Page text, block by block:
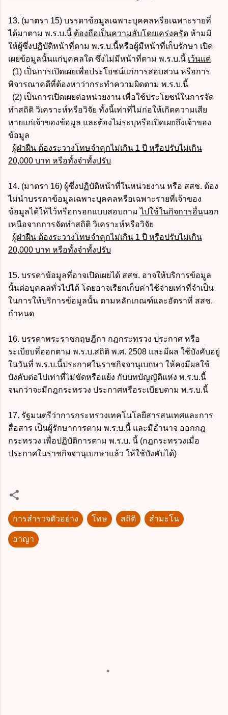
13. (มาตรา 15) บรรดาข้อมูลเฉพาะบุคคลหรือเฉพาะรายที่
ได้มาตาม พ.ร.บ.นี้ ต้องถือเป็นความลับโดยเคร่งครัด ห้ามมิ
ให้ผู้ซึ่งปฏิบัติหน้าที่ตาม พ.ร.บ.นี้หรือผู้มีหน้าที่เก็บรักษา เปิด
เผยข้อมูลนั้นแก่บุคคลใด ซึ่งไม่มีหน้าที่ตาม พ.ร.บ.นี้ เว้นแต่
(1) เป็นการเปิดเผยเพื่อประโยชน์แก่การสอบสวน หรือการ
พิจารณาคดีที่ต้องหาว่ากระทำความผิดตาม พ.ร.บ.นี้
(2) เป็นการเปิดเผยต่อหน่วยงาน เพื่อใช้ประโยชน์ในการจัด
ทำสถิติ วิเคราะห์หรือวิจัย ทั้งนี้เท่าที่ไม่ก่อให้เกิดความเสีย
หายแก่เจ้าของข้อมูล และต้องไม่ระบุหรือเปิดเผยถึงเจ้าของ
ข้อมูล
ผู้ฝ่าฝืน ต้องระวางโทษจำคุกไม่เกิน 1 ปี หรือปรับไม่เกิน
20,000 บาท หรือทั้งจำทั้งปรับ
14. (มาตรา 16) ผู้ซึ่งปฏิบัติหน้าที่ในหน่วยงาน หรือ สสช. ต้อง
ไม่นำบรรดาข้อมูลเฉพาะบุคคลหรือเฉพาะรายที่เจ้าของ
ข้อมูลได้ให้ไว้หรือกรอกแบบสอบถามไปใช้ในกิจการอื่นนอก
เหนือจากการจัดทำสถิติ วิเคราะห์หรือวิจัย
ผู้ฝ่าฝืน ต้องระวางโทษจำคุกไม่เกิน 1 ปี หรือปรับไม่เกิน
20,000 บาท หรือทั้งจำทั้งปรับ
15. บรรดาข้อมูลที่อาจเปิดเผยได้ สสช. อาจให้บริการข้อมูล
นั้นต่อบุคคลทั่วไปได้ โดยอาจเรียกเก็บค่าใช้จ่ายเท่าที่จำเป็น
ในการให้บริการข้อมูลนั้น ตามหลักเกณฑ์และอัตราที่ สสช.
กำหนด
16. บรรดาพระราชกฤษฎีกา กฎกระทรวง ประกาศ หรือ
ระเบียบที่ออกตาม พ.ร.บ.สถิติ พ.ศ. 2508 และมีผล ใช้บังคับอยู่
ในวันที่ พ.ร.บ.นี้ประกาศในราชกิจจานุเบกษา ให้คงมีผลใช้
บังคับต่อไปเท่าที่ไม่ขัดหรือแย้ง กับบทบัญญัติแห่ง พ.ร.บ.นี้
จนกว่าจะมีกฎกระทรวง ประกาศหรือระเบียบตาม พ.ร.บ.นี้
17. รัฐมนตรีว่าการกระทรวงเทคโนโลยีสารสนเทศและการ
สื่อสาร เป็นผู้รักษาการตาม พ.ร.บ.นี้ และมีอำนาจ ออกกฎ
กระทรวง เพื่อปฏิบัติการตาม พ.ร.บ. นี้ (กฎกระทรวงเมื่อ
ประกาศในราชกิจจานุเบกษาแล้ว ให้ใช้บังคับได้)
การสำรวจตัวอย่าง โทษ สถิติ สำมะโน
อาญา